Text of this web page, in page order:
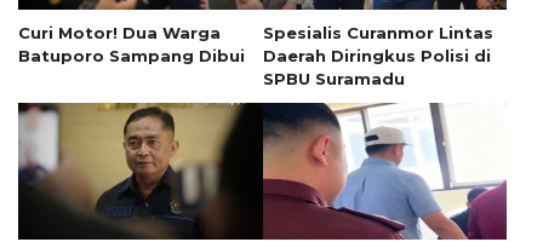
Curi Motor! Dua Warga
Batuporo Sampang Dibui
Spesialis Curanmor Lintas
Daerah Diringkus Polisi di
SPBU Suramadu